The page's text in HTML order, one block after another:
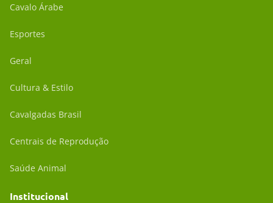
Cavalo Árabe
Esportes
Geral
Cultura & Estilo
Cavalgadas Brasil
Centrais de Reprodução
Saúde Animal
Institucional